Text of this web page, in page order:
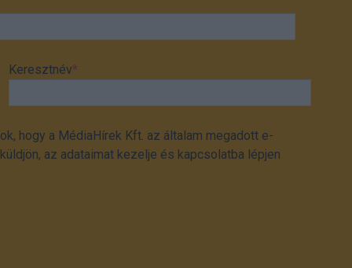
Keresztnév*
hogy a MédiaHírek Kft. az általam megadott e-
az adataimat kezelje és kapcsolatba lépjen